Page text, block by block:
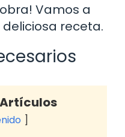
Vamos a
receta.